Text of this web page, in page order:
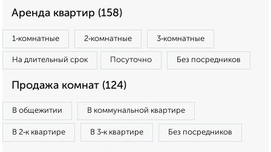
Аренда квартир (158)
1‑комнатные 2‑комнатные 3‑комнатные
На длительный срок Посуточно Без посредников
Продажа комнат (124)
В общежитии В коммунальной квартире
В 2‑к квартире В 3‑к квартире Без посредников